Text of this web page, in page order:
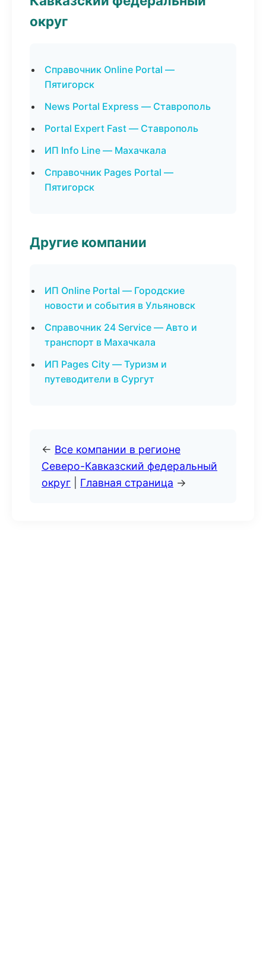
округ
Справочник Online Portal —
Пятигорск
News Portal Express — Ставрополь
Portal Expert Fast — Ставрополь
ИП Info Line — Махачкала
Справочник Pages Portal —
Пятигорск
Другие компании
ИП Online Portal — Городские
новости и события в Ульяновск
Справочник 24 Service — Авто и
транспорт в Махачкала
ИП Pages City — Туризм и
путеводители в Сургут
← Все компании в регионе
Северо-Кавказский федеральный
округ
Главная страница →